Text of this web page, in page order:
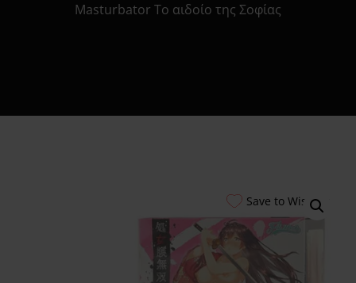
Masturbator Το αιδοίο της Σοφίας
Save to Wishlist